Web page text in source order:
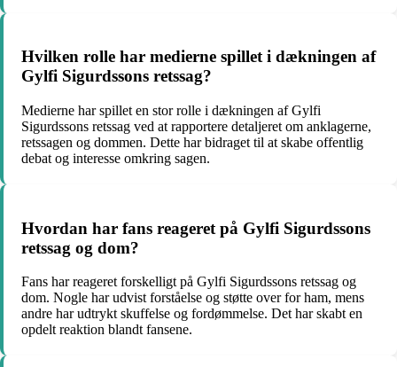
Hvilken rolle har medierne spillet i dækningen af
Gylfi Sigurdssons retssag?
Medierne har spillet en stor rolle i dækningen af Gylfi
Sigurdssons retssag ved at rapportere detaljeret om anklagerne,
retssagen og dommen. Dette har bidraget til at skabe offentlig
debat og interesse omkring sagen.
Hvordan har fans reageret på Gylfi Sigurdssons
retssag og dom?
Fans har reageret forskelligt på Gylfi Sigurdssons retssag og
dom. Nogle har udvist forståelse og støtte over for ham, mens
andre har udtrykt skuffelse og fordømmelse. Det har skabt en
opdelt reaktion blandt fansene.